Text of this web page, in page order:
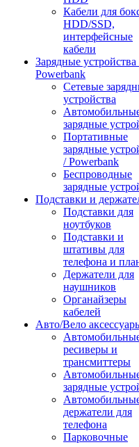
Кабели для
HDD/SSD,
интерфейсные
кабели
Зарядные устройства
Powerbank
Сетевые
устройства
зарядные
Портативные
зарядные
/ Powerbank
Беспроводные
зарядные
Подставки и
Подставки для
ноутбуков
Подставки и
штативы для
телефона и
Держатели для
наушников
Органайзеры
кабелей
Авто/Вело
ресиверы и
трансмиттеры
зарядные
держатели для
телефона
Парковочные